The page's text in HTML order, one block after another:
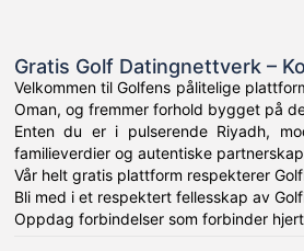
Gratis Golf Datingnettverk –
Velkommen til Golfens pålitelige
Oman, og fremmer forhold bygget på
Enten du er i pulserende Riyadh,
familieverdier og autentiske
Vår helt gratis plattform respekterer
Bli med i et respektert fellesskap av
Oppdag forbindelser som forbinder